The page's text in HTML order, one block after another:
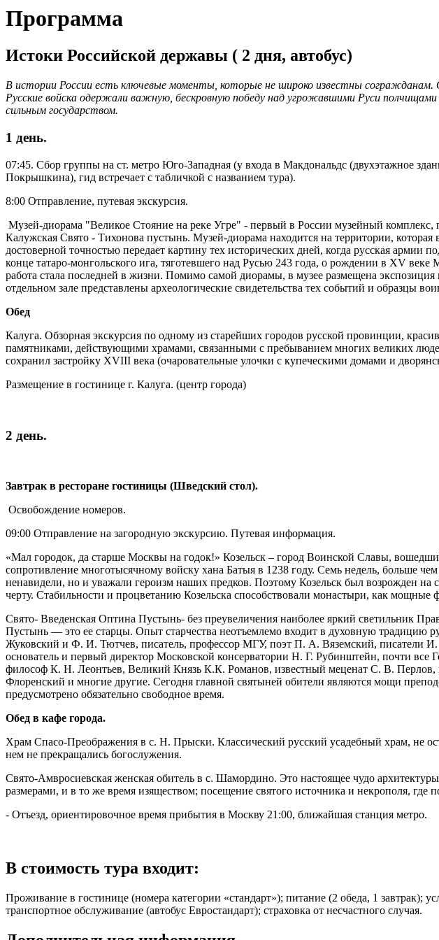
Программа
Истоки Российской державы ( 2 дня, автобус)
В истории России есть ключевые моменты, которые не широко известны согражданам.
Русские войска одержали важную, бескровную победу над угрожавшими Руси
сильным государством.
1 день.
07:45. Сбор группы на ст. метро Юго-Западная (у входа в Макдональдс (двухэтажное
Покрышкина), гид встречает с табличкой с названием тура).
8:00 Отправление, путевая экскурсия.
Музей-диорама "Великое Стояние на реке Угре" - первый в России музейный
Калужская Свято - Тихонова пустынь. Музей-диорама находится на территории,
достоверной точностью передает картину тех исторических дней, когда русская
конце татаро-монгольского ига, тяготевшего над Русью 243 года, о рождении в XV
работа стала последней в жизни. Помимо самой диорамы, в музее размещена
отдельном зале представлены археологические свидетельства тех событий и образцы
Обед
Калуга. Обзорная экскурсия по одному из старейших городов русской провинции,
памятниками, действующими храмами, связанными с пребыванием многих великих
сохранил застройку XVIII века (очаровательные улочки с купеческими домами и
Размещение в гостинице г. Калуга. (центр города)
2 день.
Завтрак в ресторане гостиницы (Шведский стол).
Освобождение номеров.
09:00 Отправление на загородную экскурсию. Путевая информация.
«Мал городок, да старше Москвы на годок!» Козельск – город Воинской Славы,
сопротивление многотысячному войску хана Батыя в 1238 году. Семь недель, больше
ненавидели, но и уважали героизм наших предков. Поэтому Козельск был возрожден
черту. Стабильности и процветанию Козельска способствовали монастыри, как
Свято- Введенская Оптина Пустынь- без преувеличения наиболее яркий светильник
Пустынь — это ее старцы. Опыт старчества неотъемлемо входит в духовную традицию
Жуковский и Ф. И. Тютчев, писатель, профессор МГУ, поэт П. А. Вяземский, писатели
основатель и первый директор Московской консерватории Н. Г. Рубинштейн, почти
философ К. Н. Леонтьев, Великий Князь К.К. Романов, известный меценат С. В. Перлов,
Флоренский и многие другие. Сегодня главной святыней обители являются мощи
предусмотрено обязательно свободное время.
Обед в кафе города.
Храм Спасо-Преображения в с. Н. Прыски. Классический русский усадебный храм, не
нем не прекращались богослужения.
Свято-Амвросиевская женская обитель в с. Шамордино. Это настоящее чудо
размерами, и в то же время изяществом; посещение святого источника и некрополя, где
- Отъезд, ориентировочное время прибытия в Москву 21:00, ближайшая станция метро.
В стоимость тура входит:
Проживание в гостинице (номера категории «стандарт»); питание (2 обеда, 1
транспортное обслуживание (автобус Евростандарт); страховка от несчастного случая.